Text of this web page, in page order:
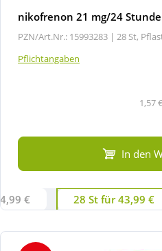
nikofrenon 21 mg/24
PZN/Art.Nr.: 15993283 | 28 St,
Pflichtangaben
1,57
In den
€ 28 St für 43,99 €